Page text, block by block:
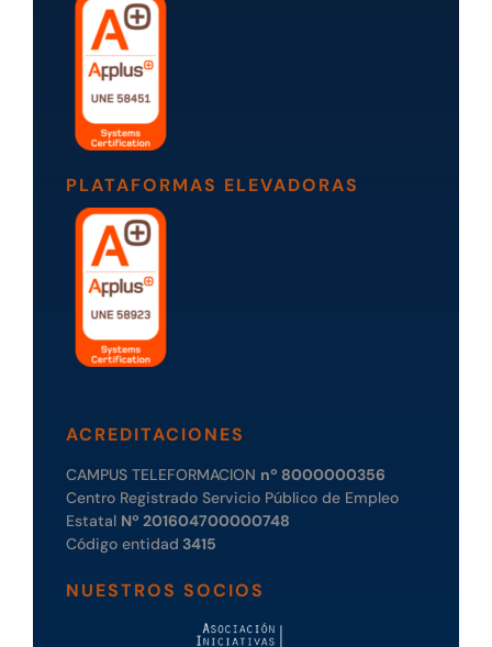
PLATAFORMAS ELEVADORAS
ACREDITACIONES
CAMPUS TELEFORMACION nº 8000000356
Centro Registrado Servicio Público de Empleo
Estatal Nº 201604700000748
Código entidad 3415
NUESTROS SOCIOS